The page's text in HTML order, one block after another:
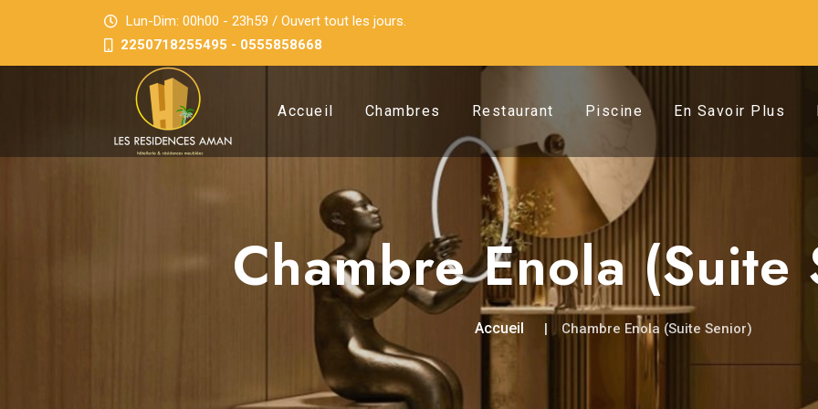
Lun-Dim: 00h00 - 23h59 / Ouvert tout les jours.
2250718255495 - 0555858668
Accueil Chambres Restaurant Piscine En Savoir Plus
Chambre Enola (Suite
Accueil Chambre Enola (Suite Senior)